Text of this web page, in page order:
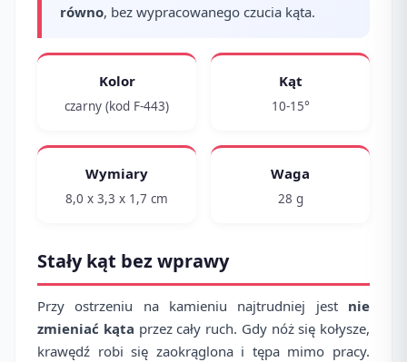
równo, bez wypracowanego czucia kąta.
Kolor
czarny (kod F-443)
Kąt
10-15°
Wymiary
8,0 x 3,3 x 1,7 cm
Waga
28 g
Stały kąt bez wprawy
Przy ostrzeniu na kamieniu najtrudniej jest nie
zmieniać kąta przez cały ruch. Gdy nóż się kołysze,
krawędź robi się zaokrąglona i tępa mimo pracy.